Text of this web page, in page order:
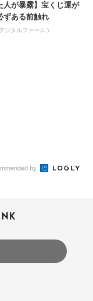
人が暴露】宝くじ運が
ずある前触れ
ジタルファーム )
by